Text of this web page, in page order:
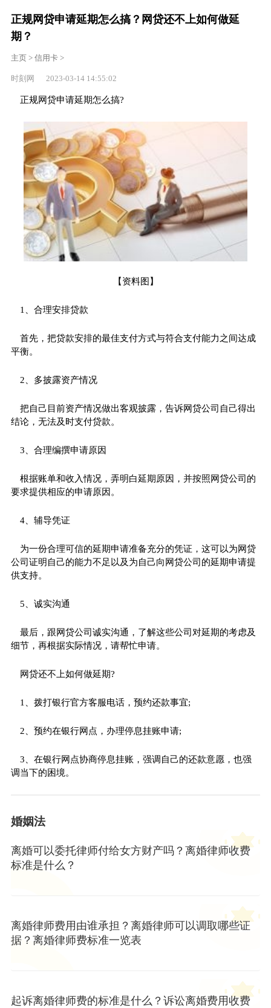
正规网贷申请延期怎么搞？网贷还不上如何做延
期？
主页> 信用卡>
时刻网 2023-03-14 14:55:02
正规网贷申请延期怎么搞?
【资料图】
1、合理安排贷款
首先，把贷款安排的最佳支付方式与符合支付能力之间达成
平衡。
2、多披露资产情况
把自己目前资产情况做出客观披露，告诉网贷公司自己得出
结论，无法及时支付贷款。
3、合理编撰申请原因
根据账单和收入情况，弄明白延期原因，并按照网贷公司的
要求提供相应的申请原因。
4、辅导凭证
为一份合理可信的延期申请准备充分的凭证，这可以为网贷
公司证明自己的能力不足以及为自己向网贷公司的延期申请提
供支持。
5、诚实沟通
最后，跟网贷公司诚实沟通，了解这些公司对延期的考虑及
细节，再根据实际情况，请帮忙申请。
网贷还不上如何做延期?
1、拨打银行官方客服电话，预约还款事宜;
2、预约在银行网点，办理停息挂账申请;
3、在银行网点协商停息挂账，强调自己的还款意愿，也强
调当下的困境。
婚姻法
离婚可以委托律师付给女方财产吗？离婚律师收费
标准是什么？
离婚律师费用由谁承担？离婚律师可以调取哪些证
据？离婚律师费标准一览表
起诉离婚律师费的标准是什么？诉讼离婚费用收费